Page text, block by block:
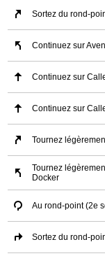
Sortez du rond-
Continuez sur
Continuez sur
Continuez sur
Tournez
Tournez
Docker
Au rond-point (2e
Sortez du rond-